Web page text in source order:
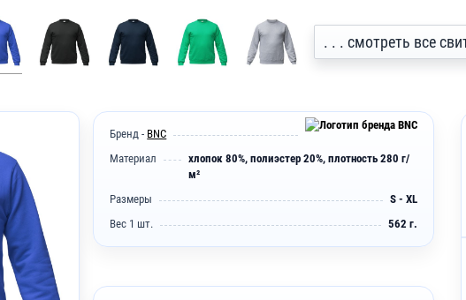
. . . смотреть все
Бренд - BNC
Материал
хлопок 80%, полиэстер 20%, плотность 280 г/
м²
Размеры
S - XL
Вес 1 шт.
562 г.